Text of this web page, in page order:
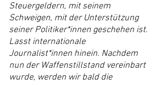
Steuergeldern, mit seinem
Schweigen, mit der Unterstützung
seiner Politiker*innen geschehen ist.
Lasst internationale
Journalist*innen hinein. Nachdem
nun der Waffenstillstand vereinbart
wurde, werden wir bald die